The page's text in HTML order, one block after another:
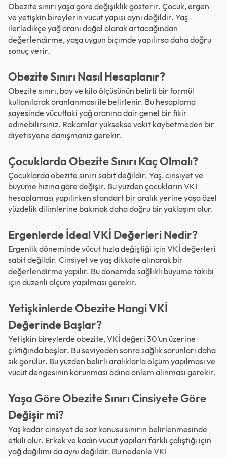
Obezite sınırı yaşa göre değişiklik gösterir. Çocuk, ergen
ve yetişkin bireylerin vücut yapısı aynı değildir. Yaş
ilerledikçe yağ oranı doğal olarak artacağından
değerlendirme, yaşa uygun biçimde yapılırsa daha doğru
sonuç verir.
Obezite Sınırı Nasıl Hesaplanır?
Obezite sınırı, boy ve kilo ölçüsünün belirli bir formül
kullanılarak oranlanması ile belirlenir. Bu hesaplama
sayesinde vücuttaki yağ oranına dair genel bir fikir
edinebilirsiniz. Rakamlar yüksekse vakit kaybetmeden bir
diyetisyene danışmanız gerekir.
Çocuklarda Obezite Sınırı Kaç Olmalı?
Çocuklarda obezite sınırı sabit değildir. Yaş, cinsiyet ve
büyüme hızına göre değişir. Bu yüzden çocukların VKİ
hesaplaması yapılırken standart bir aralık yerine yaşa özel
yüzdelik dilimlerine bakmak daha doğru bir yaklaşım olur.
Ergenlerde İdeal VKİ Değerleri Nedir?
Ergenlik döneminde vücut hızla değiştiği için VKİ değerleri
sabit değildir. Cinsiyet ve yaş dikkate alınarak bir
değerlendirme yapılır. Bu dönemde sağlıklı büyüme takibi
için düzenli ölçüm yapılması gerekir.
Yetişkinlerde Obezite Hangi VKİ
Değerinde Başlar?
Yetişkin bireylerde obezite, VKİ değeri 30’un üzerine
çıktığında başlar. Bu seviyeden sonra sağlık sorunları daha
sık görülür. Bu yüzden belirli aralıklarla ölçüm yapılması ve
vücut dengesinin korunması adına önlem alınması gerekir.
Yaşa Göre Obezite Sınırı Cinsiyete Göre
Değişir mi?
Yaş kadar cinsiyet de söz konusu sınırın belirlenmesinde
etkili olur. Erkek ve kadın vücut yapıları farklı çalıştığı için
yağ dağılımı da aynı değildir. Bu nedenle VKİ